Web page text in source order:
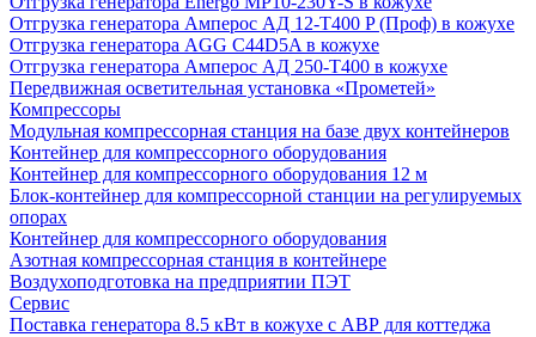
Отгрузка генератора Амперос АД 12-Т400 P (Проф) в кожухе
Отгрузка генератора AGG C44D5A в кожухе
Отгрузка генератора Амперос АД 250-Т400 в кожухе
Передвижная осветительная установка «Прометей»
Компрессоры
Модульная компрессорная станция на базе двух контейнеров
Контейнер для компрессорного оборудования
Контейнер для компрессорного оборудования 12 м
Блок-контейнер для компрессорной станции на регулируемых
опорах
Контейнер для компрессорного оборудования
Азотная компрессорная станция в контейнере
Воздухоподготовка на предприятии ПЭТ
Сервис
Поставка генератора 8.5 кВт в кожухе с АВР для коттеджа